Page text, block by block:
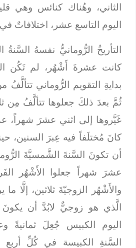
الثاني، وهُناك كنائس وهي
اليوم التاسع عشر، اختلافاتٌ في
التأريخُ الرُّومانيُّ نفسهُ السَّنةُ
كانت عشرةَ أَشْهُر، لم تَكُن
بدايةِ التقويم الرُّوماني
ثُمَّ بعدَ ذلكَ جعلوها تتألَّفُ مِن
غَيَّروها إلى اثني عشرَ شهراً،
كانَ مُختلَفاً فيه عِبرَ السنين،
أن تكونَ السَّنةَ الشَّمسيَّةَ
عشرَ شهراً جعلوا الأَشْهُر
والأَشْهُر الزوجيّةَ ثلاثين، إلَّا ما
الَّذي هو زوجيٌّ لابُدَّ أن يكونَ
اليوم الكبيس جُعِلَ ثمانيةً
السَّنةِ الكبيسة في كُلِّ أربعِ